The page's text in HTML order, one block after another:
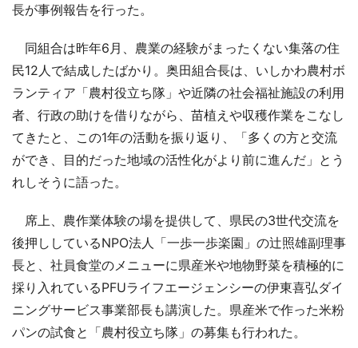
長が事例報告を行った。
同組合は昨年6月、農業の経験がまったくない集落の住
民12人で結成したばかり。奥田組合長は、いしかわ農村ボ
ランティア「農村役立ち隊」や近隣の社会福祉施設の利用
者、行政の助けを借りながら、苗植えや収穫作業をこなし
てきたと、この1年の活動を振り返り、「多くの方と交流
ができ、目的だった地域の活性化がより前に進んだ」とう
れしそうに語った。
席上、農作業体験の場を提供して、県民の3世代交流を
後押ししているNPO法人「一歩一歩楽園」の辻照雄副理事
長と、社員食堂のメニューに県産米や地物野菜を積極的に
採り入れているPFUライフエージェンシーの伊東喜弘ダイ
ニングサービス事業部長も講演した。県産米で作った米粉
パンの試食と「農村役立ち隊」の募集も行われた。